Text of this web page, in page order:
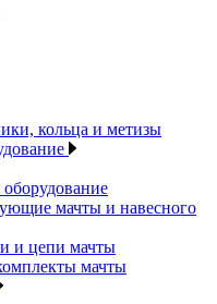
кольца и метизы
мачты и навесного
и цепи мачты
мачты